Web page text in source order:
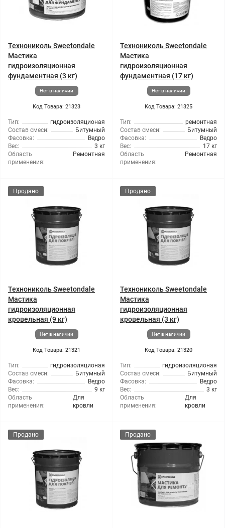
Технониколь Sweetondale
Мастика
гидроизоляционная
фундаментная (3 кг)
Нет в наличии
Код Товара: 21323
Тип:
гидроизоляционая
Состав смеси:
Битумный
Фасовка:
Ведро
Вес:
3 кг
Область
применения:
Ремонтная
Технониколь Sweetondale
Мастика
гидроизоляционная
фундаментная (17 кг)
Нет в наличии
Код Товара: 21325
Тип:
ремонтная
Состав смеси:
Битумный
Фасовка:
Ведро
Вес:
17 кг
Область
применения:
Ремонтная
Продано
Технониколь Sweetondale
Мастика
гидроизоляционная
кровельная (9 кг)
Нет в наличии
Код Товара: 21321
Тип:
гидроизоляционая
Состав смеси:
Битумный
Фасовка:
Ведро
Вес:
9 кг
Область
применения:
Для
кровли
Продано
Технониколь Sweetondale
Мастика
гидроизоляционная
кровельная (3 кг)
Нет в наличии
Код Товара: 21320
Тип:
гидроизоляционая
Состав смеси:
Битумный
Фасовка:
Ведро
Вес:
3 кг
Область
применения:
Для
кровли
Продано Продано